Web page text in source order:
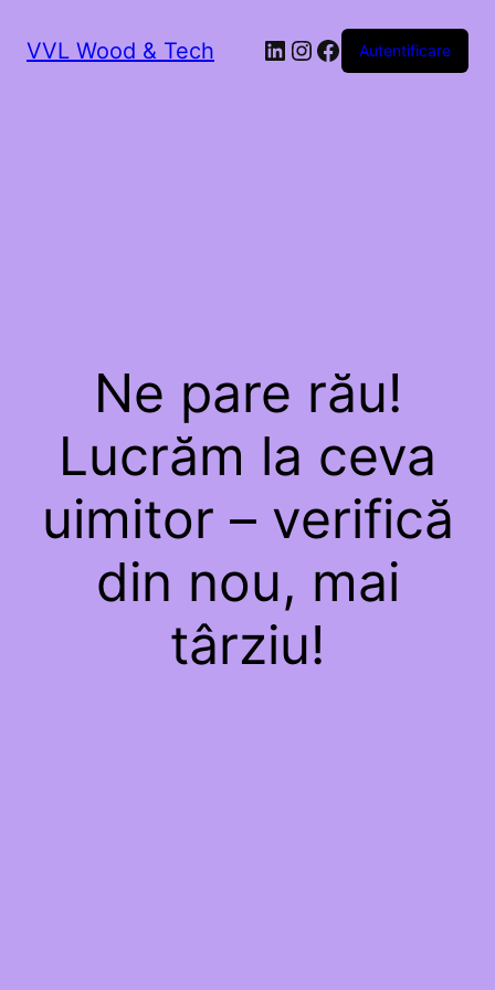
VVL Wood & Tech LinkedIn
Instagram
Facebook
Autentificare
Ne pare rău!
Lucrăm la ceva
uimitor – verifică
din nou, mai
târziu!